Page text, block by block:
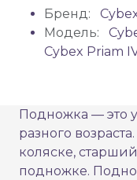
Бренд:
Модель:
Cybex Priam
Подножка — это
разного
коляске,
подножке.